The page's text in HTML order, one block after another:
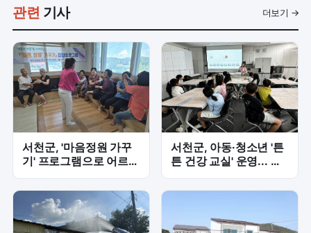
관련 기사 더보기 →
서천군, '마음정원 가꾸
기' 프로그램으로 어르신
웃음꽃 피우다
서천군, 아동·청소년 '튼
튼 건강 교실' 운영... 저
당·저염 식습관 형성 지
원